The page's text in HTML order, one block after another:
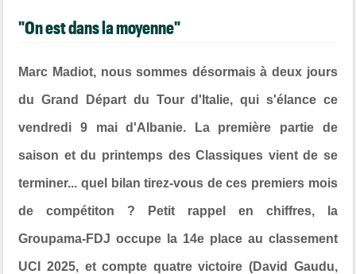
"On est dans la moyenne"
Marc Madiot, nous sommes désormais à deux jours
du Grand Départ du Tour d'Italie, qui s'élance ce
vendredi 9 mai d'Albanie. La première partie de
saison et du printemps des Classiques vient de se
terminer... quel bilan tirez-vous de ces premiers mois
de compétiton ? Petit rappel en chiffres, la
Groupama-FDJ occupe la 14e place au classement
UCI 2025, et compte quatre victoire (David Gaudu,